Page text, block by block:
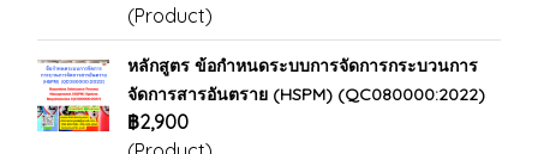
(Product)
หลักสูตร ข้อกำหนดระบบการจัดการกระบวนการ
จัดการสารอันตราย (HSPM) (QC080000:2022)
฿2,900